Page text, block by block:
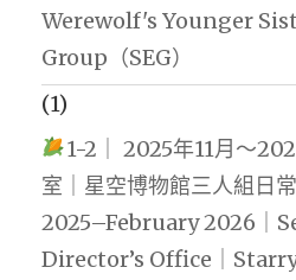
Werewolf's Younger
Group（SEG）
(1)
1-2｜ 2025年11月～
室｜星空博物館三人組日
2025–February 2026｜
Director’s Office｜